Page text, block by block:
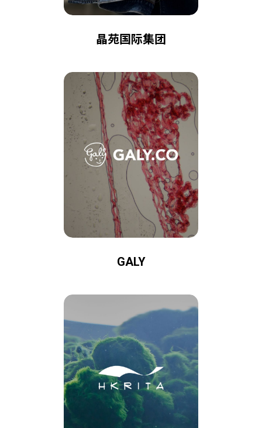
晶苑国际集团
GALY